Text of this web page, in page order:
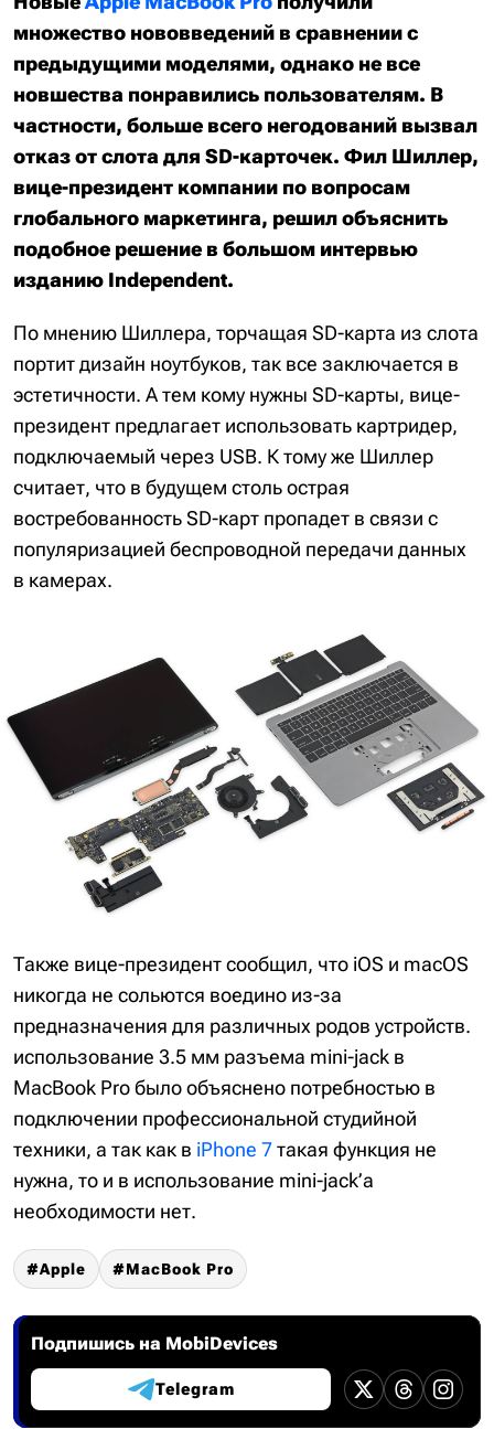
множество нововведений в сравнении с
предыдущими моделями, однако не все
новшества понравились пользователям. В
частности, больше всего негодований вызвал
отказ от слота для SD-карточек. Фил Шиллер,
вице-президент компании по вопросам
глобального маркетинга, решил объяснить
подобное решение в большом интервью
изданию Independent.
По мнению Шиллера, торчащая SD-карта из слота
портит дизайн ноутбуков, так все заключается в
эстетичности. А тем кому нужны SD-карты, вице-
президент предлагает использовать картридер,
подключаемый через USB. К тому же Шиллер
считает, что в будущем столь острая
востребованность SD-карт пропадет в связи с
популяризацией беспроводной передачи данных
в камерах.
Также вице-президент сообщил, что iOS и macOS
никогда не сольются воедино из-за
предназначения для различных родов устройств.
использование 3.5 мм разъема mini-jack в
MacBook Pro было объяснено потребностью в
подключении профессиональной студийной
техники, а так как в iPhone 7такая функция не
нужна, то и в использование mini-jack’а
необходимости нет.
Apple MacBook Pro
Подпишись на MobiDevices
Telegram